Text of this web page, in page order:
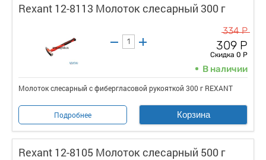
Rexant 12-8113 Молоток слесарный 300 г
334 Р
309 Р
Скидка 0 Р
В наличии
Молоток слесарный с фибергласовой рукояткой 300 г REXANT
Подробнее Корзина
Rexant 12-8105 Молоток слесарный 500 г